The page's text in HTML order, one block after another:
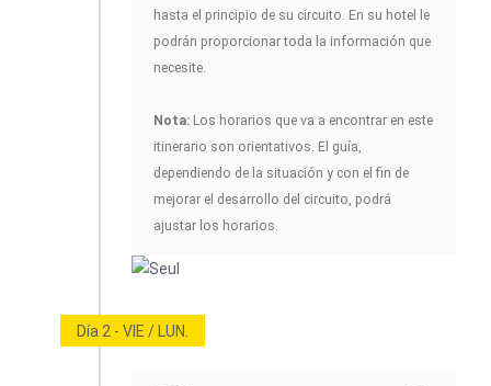
hasta el principio de su circuito. En su hotel le
podrán proporcionar toda la información que
necesite.
Nota: Los horarios que va a encontrar en este
itinerario son orientativos. El guía,
dependiendo de la situación y con el fin de
mejorar el desarrollo del circuito, podrá
ajustar los horarios.
Día 2 - VIE / LUN.